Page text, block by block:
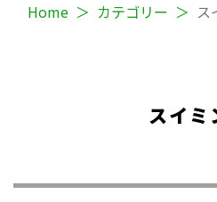
Home カテゴリー ス
スイミ